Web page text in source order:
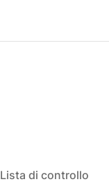
Lista di controllo